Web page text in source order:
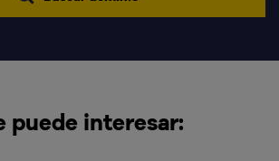
puede interesar: